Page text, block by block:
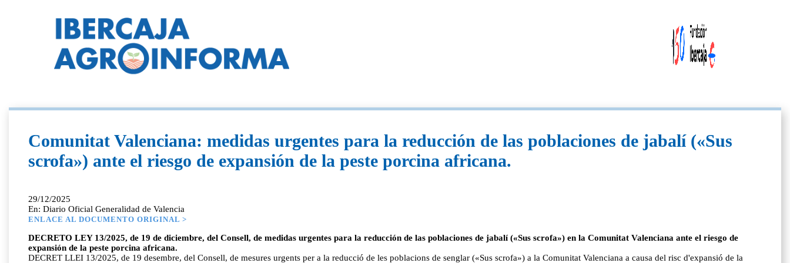
Comunitat Valenciana: medidas urgentes para la reducción de las poblaciones de jabalí («Sus
scrofa») ante el riesgo de expansión de la peste porcina africana.
29/12/2025
En: Diario Oficial Generalidad de Valencia
ENLACE AL DOCUMENTO ORIGINAL >
DECRETO LEY 13/2025, de 19 de diciembre, del Consell, de medidas urgentes para la reducción de las poblaciones de jabalí («Sus scrofa») en la Comunitat Valenciana ante el riesgo de
expansión de la peste porcina africana.
DECRET LLEI 13/2025, de 19 desembre, del Consell, de mesures urgents per a la reducció de les poblacions de senglar («Sus scrofa») a la Comunitat Valenciana a causa del risc d'expansió de la